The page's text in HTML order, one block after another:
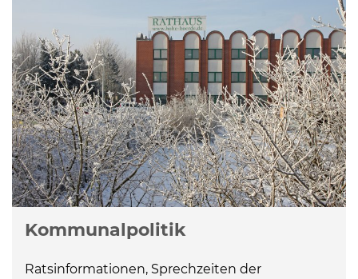
Kommunalpolitik
Ratsinformationen, Sprechzeiten der